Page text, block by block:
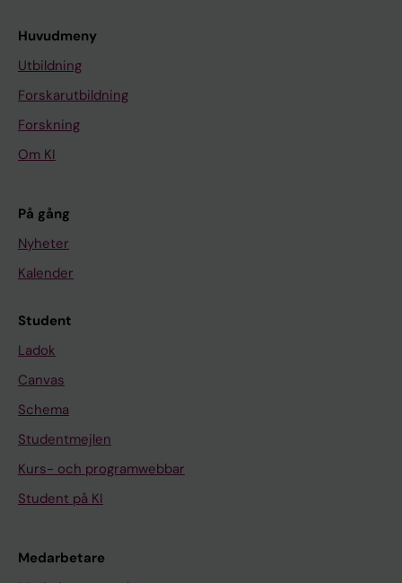
Huvudmeny
Utbildning
Forskarutbildning
Forskning
Om KI
På gång
Nyheter
Kalender
Student
Ladok
Canvas
Schema
Studentmejlen
Kurs- och programwebbar
Student på KI
Medarbetare